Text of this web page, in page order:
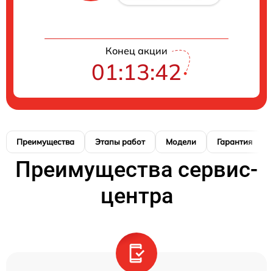
Конец акции
01:13:41
Преимущества Этапы работ Модели Гарантия
Преимущества сервис-
центра